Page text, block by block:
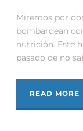
Miremos por
bombardean
nutrición. Este
pasado de no
READ MORE